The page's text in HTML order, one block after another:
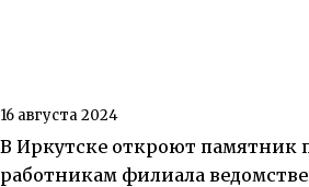
16 августа 2024
В Иркутске откроют памятник
работникам филиала